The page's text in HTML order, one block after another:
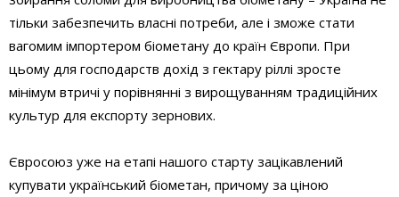
тільки забезпечить власні потреби, але і зможе стати
вагомим імпортером біометану до країн Європи. При
цьому для господарств дохід з гектару ріллі зросте
мінімум втричі у порівнянні з вирощуванням традиційних
культур для експорту зернових.
Євросоюз уже на етапі нашого старту зацікавлений
купувати український біометан, причому за ціною